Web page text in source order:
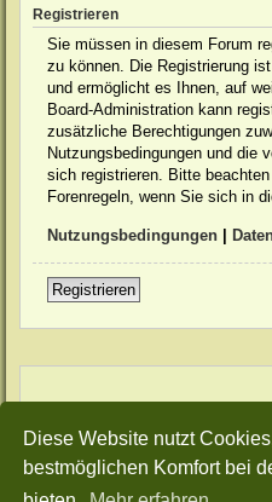
Diese Website nutzt
bestmöglichen Komfort bei
Registrieren
Sie müssen in diesem Forum
zu können. Die Registrierung
und ermöglicht es Ihnen, auf
Board-Administration kann
zusätzliche Berechtigungen
Nutzungsbedingungen und die
sich registrieren. Bitte
Forenregeln, wenn Sie sich in
Nutzungsbedingungen |
Registrieren